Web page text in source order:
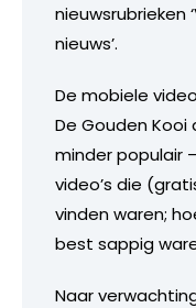
nieuwsrubrieken
nieuws’.
De mobiele
De Gouden
minder populair
video’s die
vinden waren;
best sappig
Naar